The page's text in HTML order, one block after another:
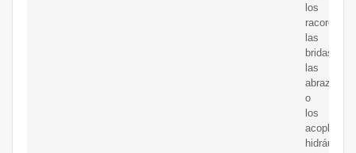
los
racores,
las
bridas,
las
o
los
hidráulica